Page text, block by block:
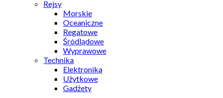
Rejsy
Morskie
Oceaniczne
Regatowe
Śródlądowe
Wyprawowe
Technika
Elektronika
Użytkowe
Gadżety